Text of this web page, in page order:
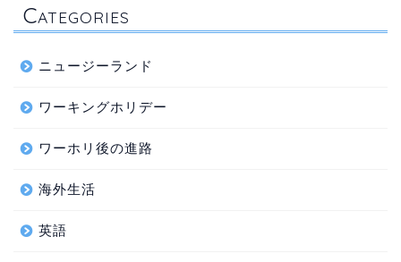
CATEGORIES
ニュージーランド
ワーキングホリデー
ワーホリ後の進路
海外生活
英語